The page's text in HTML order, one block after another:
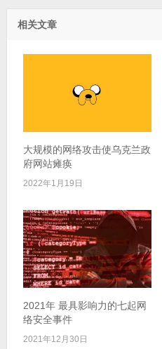
相关文章
大规模的网络攻击使乌克兰政
府网站瘫痪
2022年1月19日
2021年 最具影响力的七起网
络安全事件
2021年12月30日